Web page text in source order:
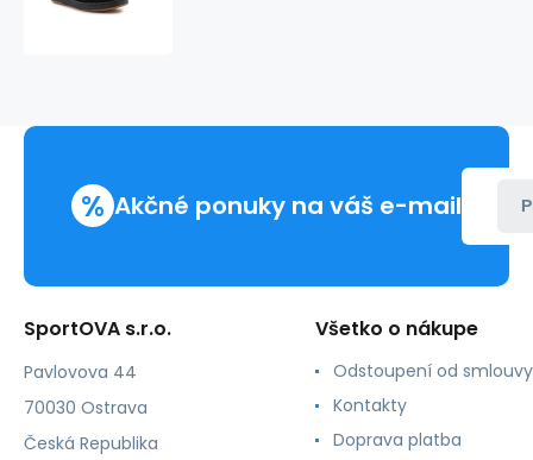
% Akčné ponuky na váš e-mail
SportOVA s.r.o.
Pavlovova 44
70030 Ostrava
Česká Republika
Všetko o nákupe
Odstoupení od smlouvy
Kontakty
Doprava platba